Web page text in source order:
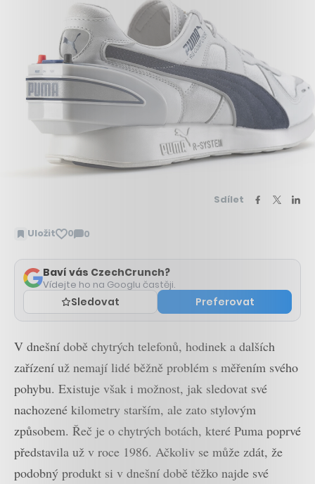
Sdílet
Uložit 0 0
Zobrazit
Baví vás CzechCrunch?
Vídejte ho na Googlu častěji.
Sledovat Preferovat
V dnešní době chytrých telefonů, hodinek a dalších
zařízení už nemají lidé běžně problém s měřením svého
pohybu. Existuje však i možnost, jak sledovat své
nachozené kilometry starším, ale zato stylovým
způsobem. Řeč je o chytrých botách, které Puma poprvé
představila už v roce 1986. Ačkoliv se může zdát, že
podobný produkt si v dnešní době těžko najde své